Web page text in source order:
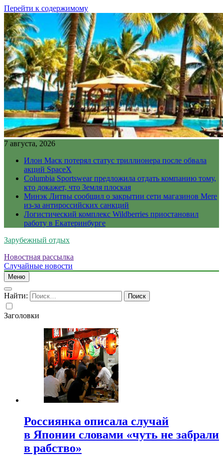
Перейти к содержимому
7 августа, 2026
Илон Маск потерял статус триллионера после обвала
акций SpaceX
Columbia Sportswear предложила отдать компанию тому,
кто докажет, что Земля плоская
Минэк Литвы сообщил о закрытии сети магазинов Mere
из-за антироссийских санкций
Логистический комплекс Wildberries приостановил
работу в Екатеринбурге
Зарубежный отдых
Новостная рассылка
Случайные новости
Меню
Найти:
Заголовки
Россиянка описала случай
в Японии словами «чуть не забрали
в рабство»